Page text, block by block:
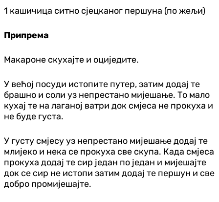
1 кашичица ситно сјецканог першуна (по жељи)
Припрема
Макароне скухајте и оциједите.
У већој посуди истопите путер, затим додај те
брашно и соли уз непрестано мијешање. То мало
кухај те на лаганој ватри док смјеса не прокуха и
не буде густа.
У густу смјесу уз непрестано мијешање додај те
млијеко и нека се прокуха све скупа. Када смјеса
прокуха додај те сир један по један и мијешајте
док се сир не истопи затим додај те першун и све
добро промијешајте.